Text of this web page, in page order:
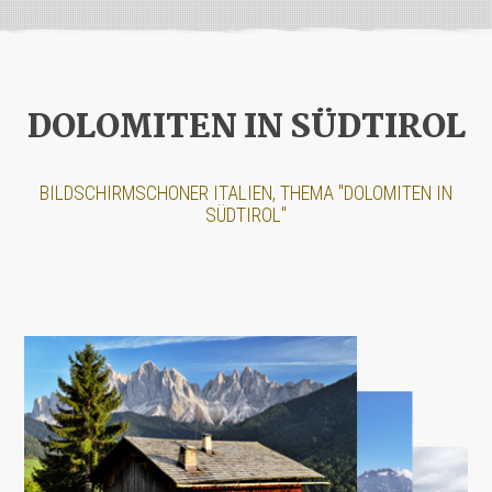
DOLOMITEN IN SÜDTIROL
BILDSCHIRMSCHONER ITALIEN, THEMA "DOLOMITEN IN
SÜDTIROL"